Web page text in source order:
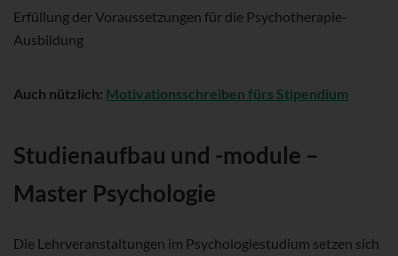
Erfüllung der Voraussetzungen für die Psychotherapie-
Ausbildung
Auch nützlich: Motivationsschreiben fürs Stipendium
Studienaufbau und -module –
Master Psychologie
Die Lehrveranstaltungen im Psychologiestudium setzen sich